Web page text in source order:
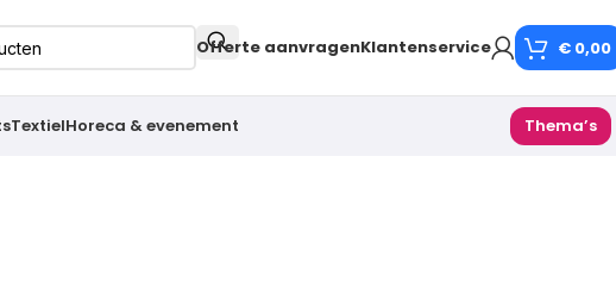
Offerte aanvragenKlantenservice € 0,00
TextielHoreca & evenement Thema’s